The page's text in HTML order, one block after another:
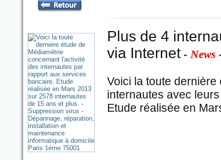
Plus de 4
via Internet- News
Voici la toute
internautes avec
Etude réalisée en